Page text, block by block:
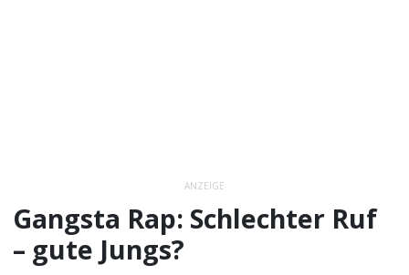
ANZEIGE
Gangsta Rap: Schlechter Ruf
– gute Jungs?